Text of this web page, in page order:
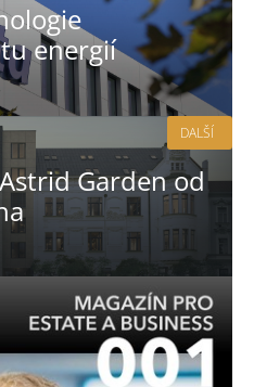
energií
Garden od
DALŠÍ